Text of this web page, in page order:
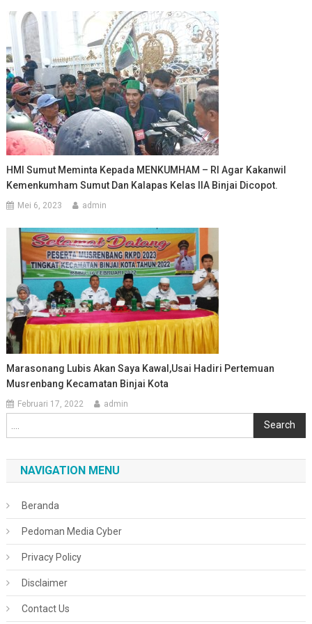
HMI Sumut Meminta Kepada MENKUMHAM – RI Agar Kakanwil
Kemenkumham Sumut Dan Kalapas Kelas IIA Binjai Dicopot.
Mei 6, 2023 admin
Marasonang Lubis Akan Saya Kawal,Usai Hadiri Pertemuan
Musrenbang Kecamatan Binjai Kota
Februari 17, 2022 admin
Search
NAVIGATION MENU
Beranda
Pedoman Media Cyber
Privacy Policy
Disclaimer
Contact Us